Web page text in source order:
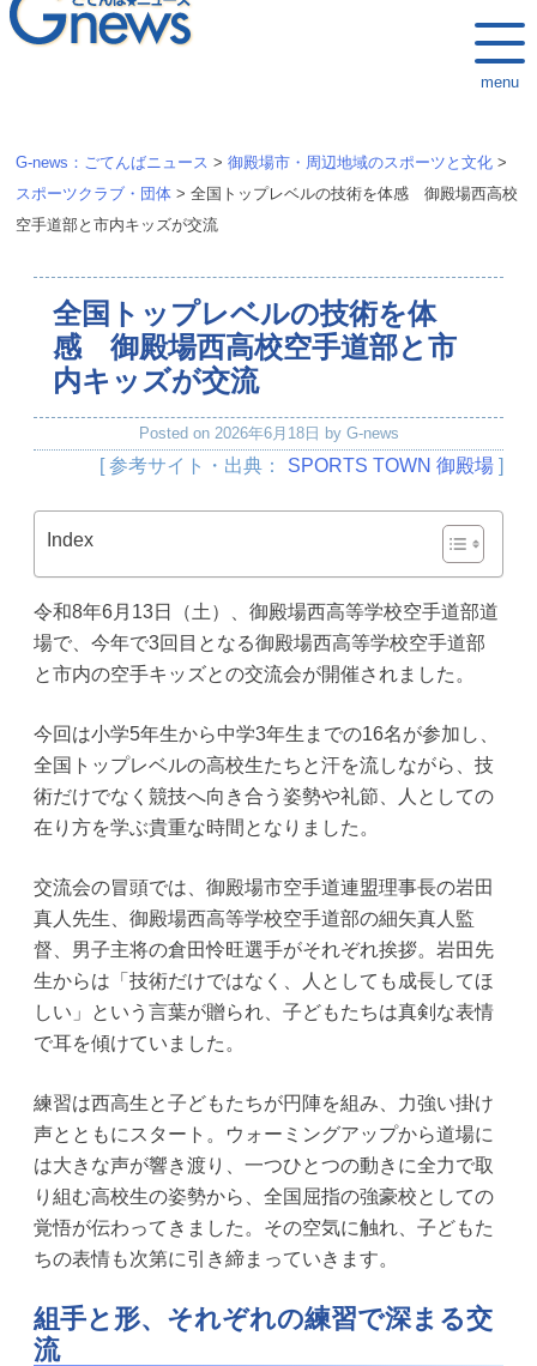
menu
G-news：ごてんばニュース > 御殿場市・周辺地域のスポーツと文化>
スポーツクラブ・団体> 全国トップレベルの技術を体感 御殿場西高校
空手道部と市内キッズが交流
全国トップレベルの技術を体
感 御殿場西高校空手道部と市
内キッズが交流
Posted on 2026年6月18日 by G-news
[ 参考サイト・出典： SPORTS TOWN 御殿場 ]
Index
令和8年6月13日（土）、御殿場西高等学校空手道部道
場で、今年で3回目となる御殿場西高等学校空手道部
と市内の空手キッズとの交流会が開催されました。
今回は小学5年生から中学3年生までの16名が参加し、
全国トップレベルの高校生たちと汗を流しながら、技
術だけでなく競技へ向き合う姿勢や礼節、人としての
在り方を学ぶ貴重な時間となりました。
交流会の冒頭では、御殿場市空手道連盟理事長の岩田
真人先生、御殿場西高等学校空手道部の細矢真人監
督、男子主将の倉田怜旺選手がそれぞれ挨拶。岩田先
生からは「技術だけではなく、人としても成長してほ
しい」という言葉が贈られ、子どもたちは真剣な表情
で耳を傾けていました。
練習は西高生と子どもたちが円陣を組み、力強い掛け
声とともにスタート。ウォーミングアップから道場に
は大きな声が響き渡り、一つひとつの動きに全力で取
り組む高校生の姿勢から、全国屈指の強豪校としての
覚悟が伝わってきました。その空気に触れ、子どもた
ちの表情も次第に引き締まっていきます。
組手と形、それぞれの練習で深まる交
流